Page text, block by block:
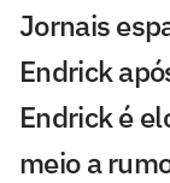
Jornais
Endrick
Endrick é
meio a